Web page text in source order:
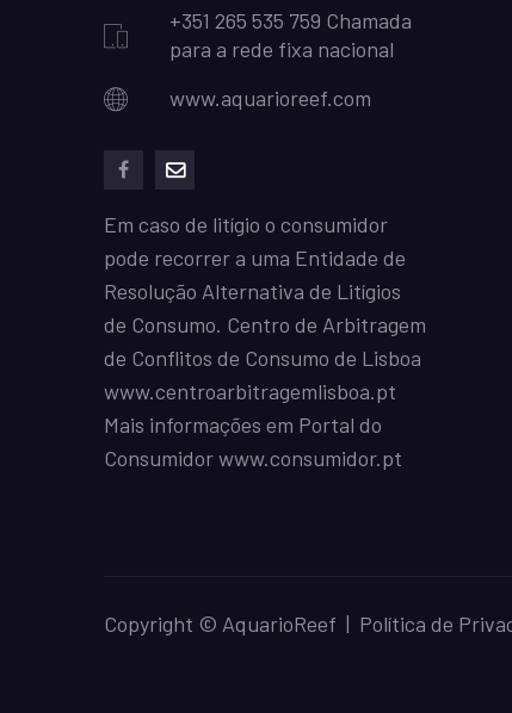
+351 265 535 759 Chamada
para a rede fixa nacional
www.aquarioreef.com
Em caso de litígio o consumidor
pode recorrer a uma Entidade de
Resolução Alternativa de Litígios
de Consumo. Centro de Arbitragem
de Conflitos de Consumo de Lisboa
www.centroarbitragemlisboa.pt
Mais informações em Portal do
Consumidorwww.consumidor.pt
Copyright © AquarioReef | Política de